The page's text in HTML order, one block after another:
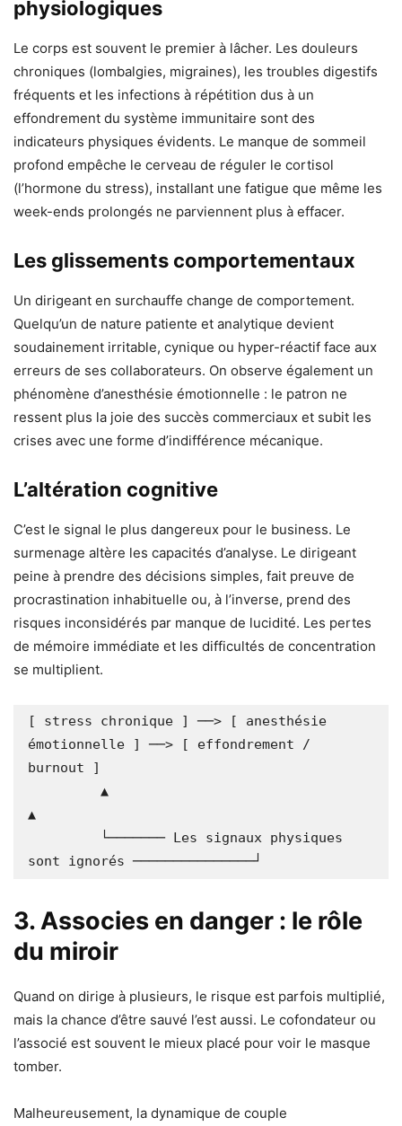
physiologiques
Le corps est souvent le premier à lâcher. Les douleurs
chroniques (lombalgies, migraines), les troubles digestifs
fréquents et les infections à répétition dus à un
effondrement du système immunitaire sont des
indicateurs physiques évidents. Le manque de sommeil
profond empêche le cerveau de réguler le cortisol
(l’hormone du stress), installant une fatigue que même les
week-ends prolongés ne parviennent plus à effacer.
Les glissements comportementaux
Un dirigeant en surchauffe change de comportement.
Quelqu’un de nature patiente et analytique devient
soudainement irritable, cynique ou hyper-réactif face aux
erreurs de ses collaborateurs. On observe également un
phénomène d’anesthésie émotionnelle : le patron ne
ressent plus la joie des succès commerciaux et subit les
crises avec une forme d’indifférence mécanique.
L’altération cognitive
C’est le signal le plus dangereux pour le business. Le
surmenage altère les capacités d’analyse. Le dirigeant
peine à prendre des décisions simples, fait preuve de
procrastination inhabituelle ou, à l’inverse, prend des
risques inconsidérés par manque de lucidité. Les pertes
de mémoire immédiate et les difficultés de concentration
se multiplient.
[ stress chronique ] ──> [ anesthésie
émotionnelle ] ──> [ effondrement /
burnout ]
▲
3. Associes en danger : le rôle
du miroir
Quand on dirige à plusieurs, le risque est parfois multiplié,
mais la chance d’être sauvé l’est aussi. Le cofondateur ou
l’associé est souvent le mieux placé pour voir le masque
tomber.
Malheureusement, la dynamique de couple